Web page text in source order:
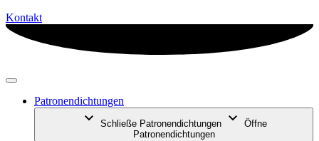
Kontakt
Patronendichtungen
Schließe Patronendichtungen
Öffne
Patronendichtungen